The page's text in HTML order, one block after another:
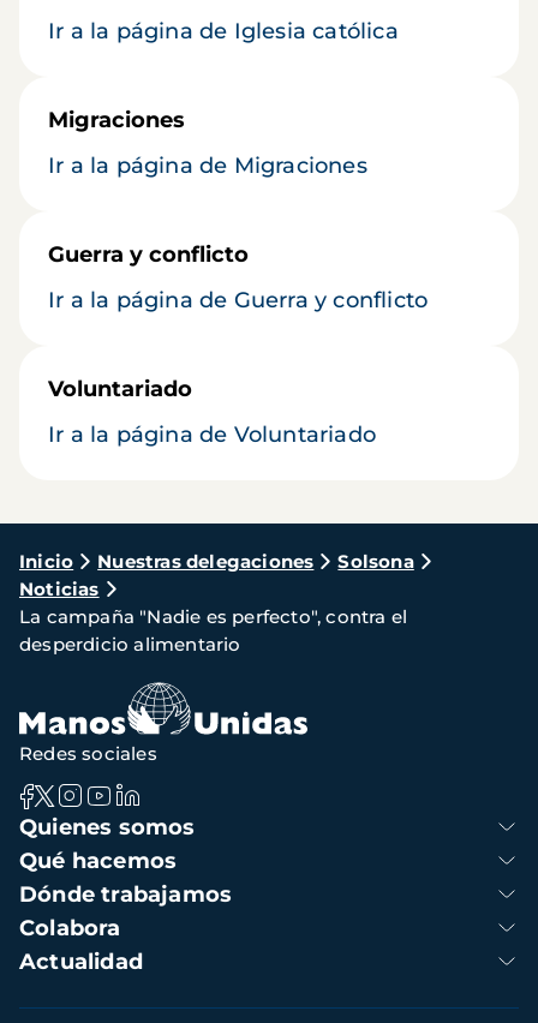
Ir a la página de Iglesia católica
Migraciones
Ir a la página de Migraciones
Guerra y conflicto
Ir a la página de Guerra y conflicto
Voluntariado
Ir a la página de Voluntariado
Ruta
de
navegación
Inicio Nuestras delegaciones
Solsona
Noticias
La campaña "Nadie es perfecto", contra el
desperdicio alimentario
Navegación
principal
Quienes somos
Qué hacemos
Dónde trabajamos
Colabora
Actualidad
Redes sociales